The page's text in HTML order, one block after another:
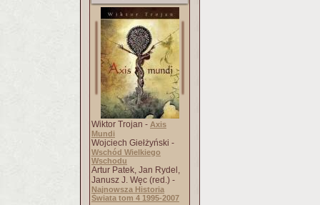
Wiktor Trojan - Axis
Mundi
Wojciech Giełżyński -
Wschód Wielkiego
Wschodu
Artur Patek, Jan Rydel,
Janusz J. Węc (red.) -
Najnowsza Historia
Świata tom 4 1995-2007